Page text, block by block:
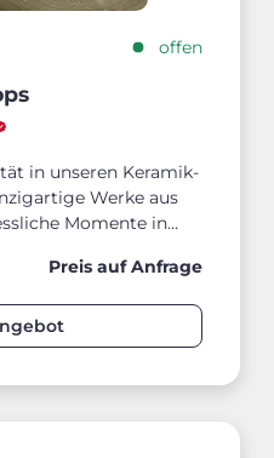
offen
in unseren Keramik-
Werke aus
Momente in
Preis auf Anfrage